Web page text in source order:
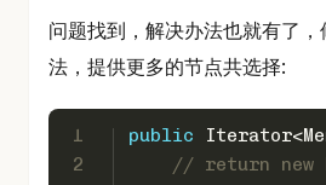
问题找到，解决办法也就有了
法，提供更多的节点共选择:
1
2
public
// return new